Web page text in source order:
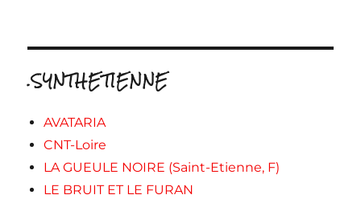
.SYNTHETIENNE
AVATARIA
CNT-Loire
LA GUEULE NOIRE (Saint-Etienne, F)
LE BRUIT ET LE FURAN